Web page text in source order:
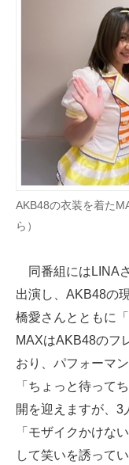
AI活用のいまが分か
企業ITのトレンドを
経営リーダーのコミ
マーケ×ITの今がよ
ITエンジニア向け専
企業向けIT製品の総
製造業のIT導入・活
モノづくり技術者専
エレクトロニクス専
エネルギーの専門メ
AKB48の衣装を着た
ら）
同番組にはLINA
出演し、AKB48の
橋愛さんとともに
MAXはAKB48のフ
おり、パフォーマ
「ちょっと待って
開を迎えますが、3
「モザイクかけな
して笑いを誘ってい